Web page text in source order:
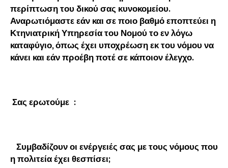
περίπτωση του δικού σας κυνοκομείου.
Αναρωτιόμαστε εάν και σε ποιο βαθμό εποπτεύει η
Κτηνιατρική Υπηρεσία του Νομού το εν λόγω
καταφύγιο, όπως έχει υποχρέωση εκ του νόμου να
κάνει και εάν προέβη ποτέ σε κάποιον έλεγχο.
Σας ερωτούμε :
Συμβαδίζουν οι ενέργειές σας με τους νόμους που
η πολιτεία έχει θεσπίσει;